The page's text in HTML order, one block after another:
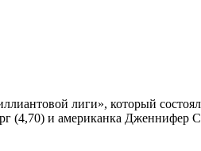
лиги», который
(4,70) и американка Дженнифер